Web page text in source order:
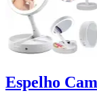
Espelho